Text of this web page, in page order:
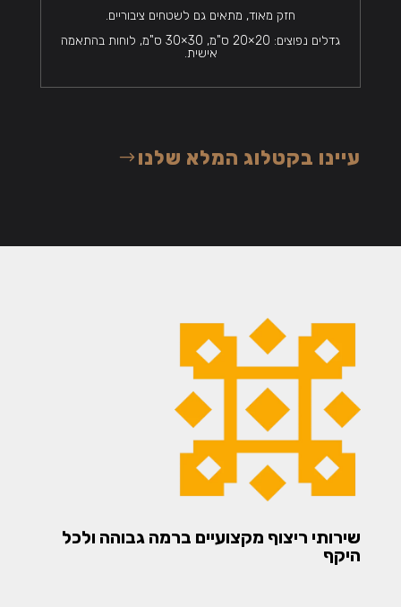
חזק מאוד, מתאים גם לשטחים ציבוריים.
גדלים נפוצים: 20×20 ס"מ, 30×30 ס"מ, לוחות בהתאמה
אישית.
עיינו בקטלוג המלא שלנו
שירותי ריצוף מקצועיים ברמה גבוהה ולכל
היקף